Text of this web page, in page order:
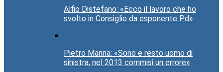
Alfio Distefano: «Ecco il lavoro che ho
svolto in Consiglio da esponente Pd»
Pietro Manna: «Sono e resto uomo di
sinistra, nel 2013 commisi un errore»